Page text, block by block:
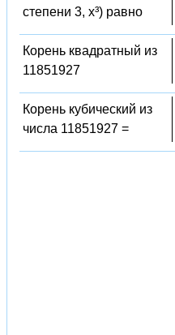
степени 3, x³) равно
Корень квадратный из
11851927
Корень кубический из
числа 11851927 =